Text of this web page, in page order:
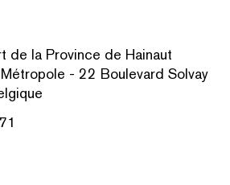
de la Province de Hainaut
- 22 Boulevard Solvay